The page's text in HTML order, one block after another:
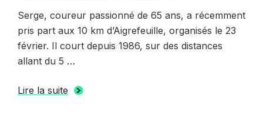
Serge, coureur passionné de 65 ans, a récemment
pris part aux 10 km d’Aigrefeuille, organisés le 23
février. Il court depuis 1986, sur des distances
allant du 5 …
Lire la suite